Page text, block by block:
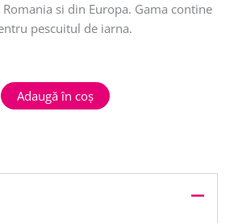
si din Europa. Gama contine
pescuitul de iarna.
Adaugă în coș